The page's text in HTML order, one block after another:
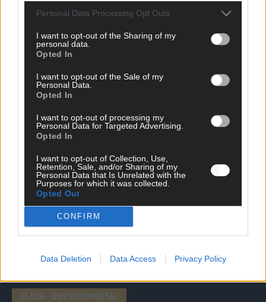
Personal Data Processing Opt Outs
I want to opt-out of the Sharing of my
personal data.
Opted In
I want to opt-out of the Sale of my
Personal Data.
Opted In
I want to opt-out of processing my
Personal Data for Targeted Advertising.
Opted In
I want to opt-out of Collection, Use,
Retention, Sale, and/or Sharing of my
Personal Data that Is Unrelated with the
Purposes for which it was collected.
Opted Out
CONFIRM
Data Deletion Data Access Privacy Policy
Politik & Co
Money Matters
Tipps & Tricks
Specials
Streams & Storys
FLASH – DAS VIDEOPORTAL